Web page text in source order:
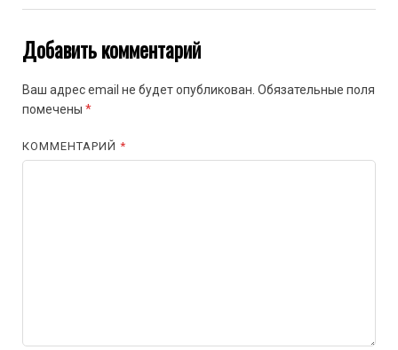
Добавить комментарий
Ваш адрес email не будет опубликован. Обязательные поля
помечены *
КОММЕНТАРИЙ*